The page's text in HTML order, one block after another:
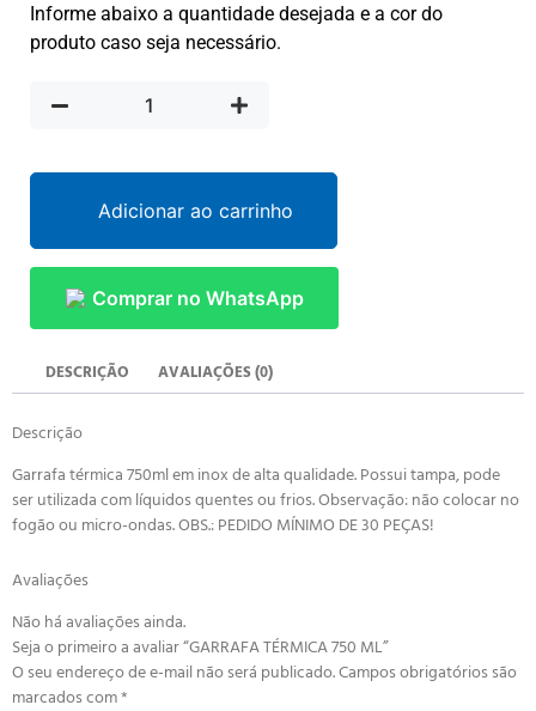
Informe abaixo a quantidade desejada e a cor do
produto caso seja necessário.
Adicionar ao carrinho
Comprar no WhatsApp
DESCRIÇÃO AVALIAÇÕES (0)
Descrição
Garrafa térmica 750ml em inox de alta qualidade. Possui tampa, pode
ser utilizada com líquidos quentes ou frios. Observação: não colocar no
fogão ou micro-ondas. OBS.: PEDIDO MÍNIMO DE 30 PEÇAS!
Avaliações
Não há avaliações ainda.
Seja o primeiro a avaliar “GARRAFA TÉRMICA 750 ML”
O seu endereço de e-mail não será publicado.Campos obrigatórios são
marcados com*